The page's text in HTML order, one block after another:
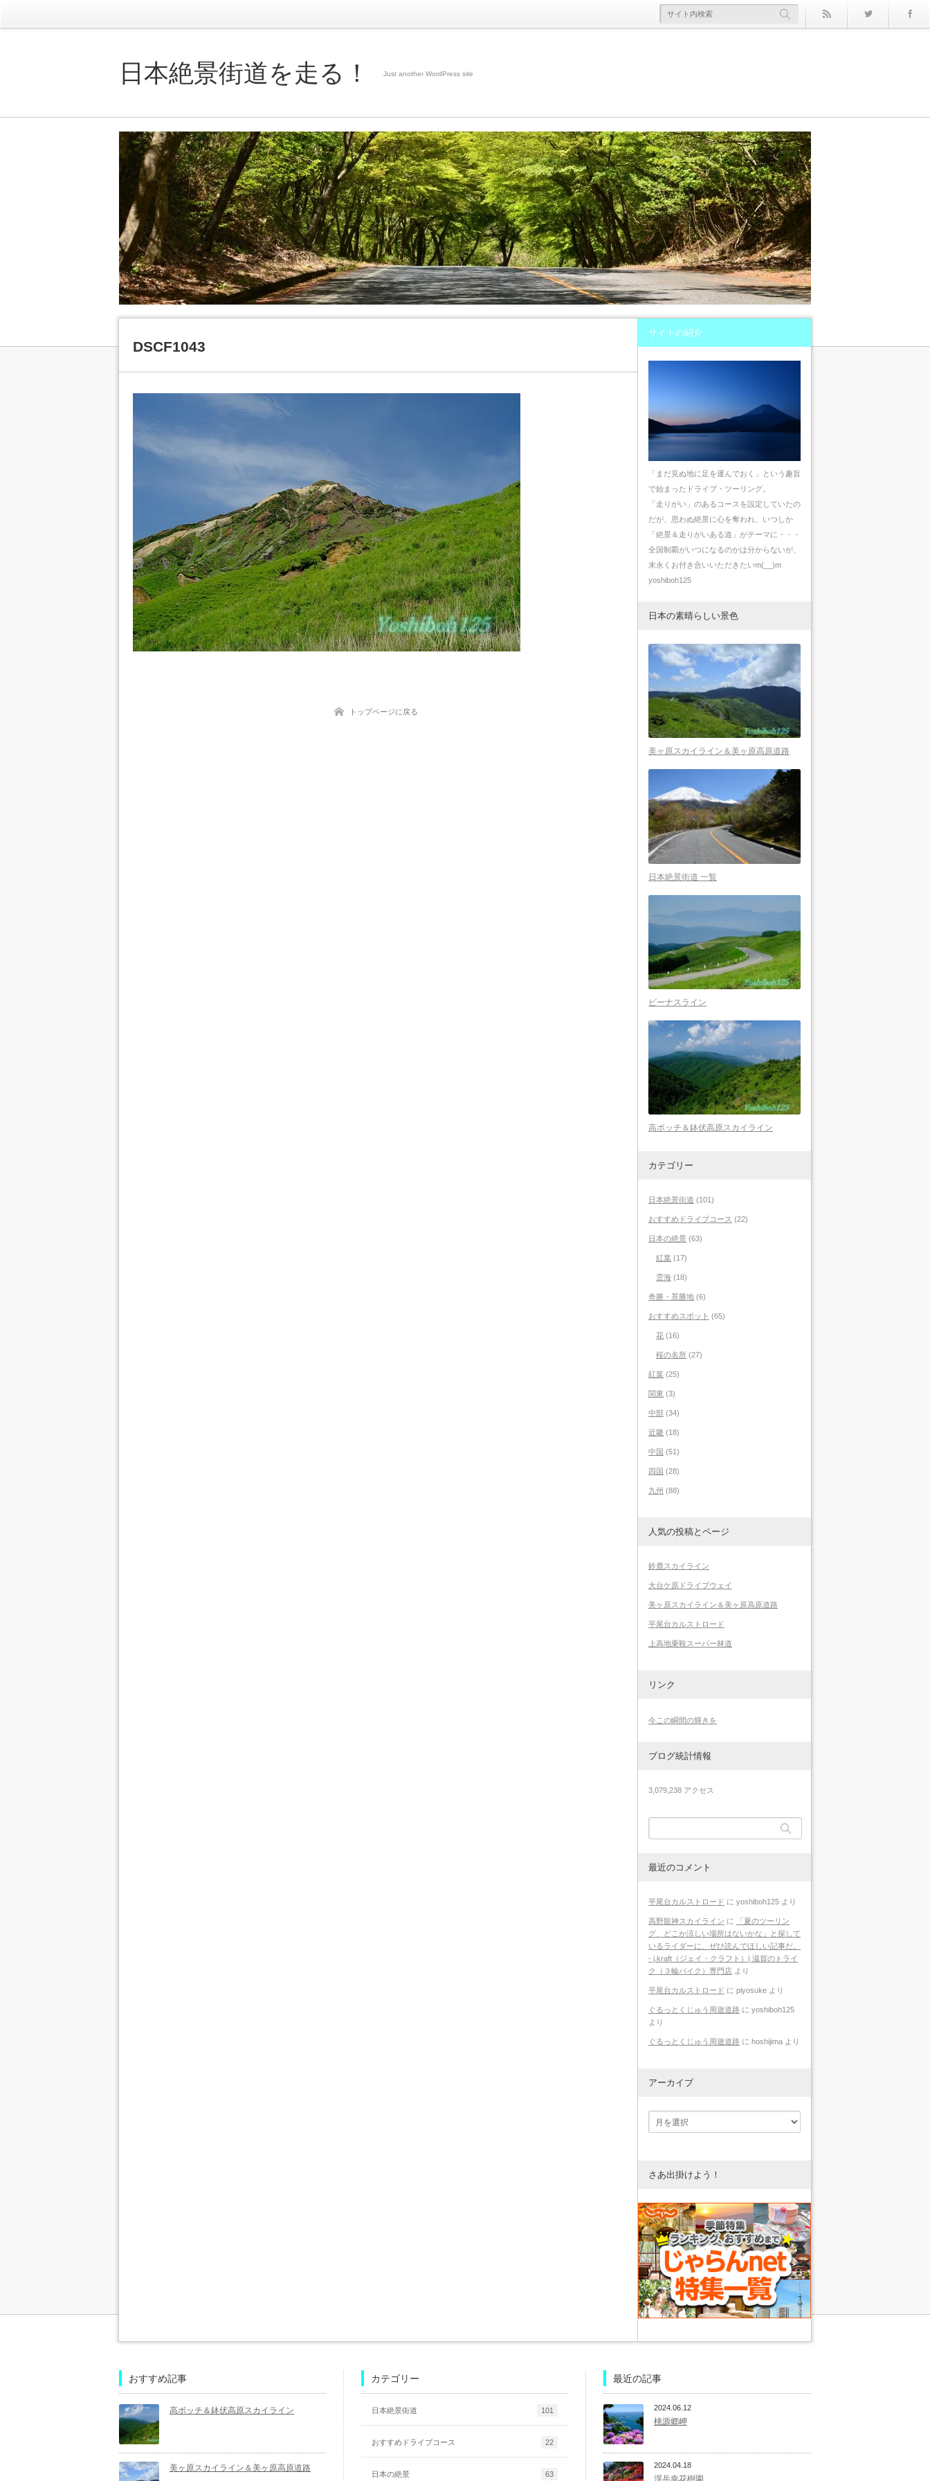
日本絶景街道を走る！ Just another WordPress site
DSCF1043
トップページに戻る
サイトの紹介
「まだ見ぬ地に足を運んでおく」という趣旨
で始まったドライブ・ツーリング。
「走りがい」のあるコースを設定していたの
だが、思わぬ絶景に心を奪われ、いつしか
「絶景＆走りがいある道」がテーマに・・・
全国制覇がいつになるのかは分からないが、
末永くお付き合いいただきたいm(__)m
yoshiboh125
日本の素晴らしい景色
美ヶ原スカイライン＆美ヶ原高原道路
日本絶景街道 一覧
ビーナスライン
高ボッチ＆鉢伏高原スカイライン
カテゴリー
日本絶景街道 (101)
おすすめドライブコース (22)
日本の絶景 (63)
紅葉 (17)
雲海 (18)
奇勝・景勝地 (6)
おすすめスポット (65)
花 (16)
桜の名所 (27)
紅葉 (25)
関東 (3)
中部 (34)
近畿 (18)
中国 (51)
四国 (28)
九州 (88)
人気の投稿とページ
鈴鹿スカイライン
大台ケ原ドライブウェイ
美ヶ原スカイライン＆美ヶ原高原道路
平尾台カルストロード
上高地乗鞍スーパー林道
リンク
今この瞬間の輝きを
ブログ統計情報
3,079,238 アクセス
最近のコメント
平尾台カルストロード に yoshiboh125 より
高野龍神スカイライン に
「夏のツーリン
グ、どこか涼しい場所はないかな」と探して
いるライダーに、ぜひ読んでほしい記事だ。
- j.kraft（ジェイ・クラフト）| 滋賀のトライ
ク（３輪バイク）専門店 より
平尾台カルストロード に piyosuke より
ぐるっとくじゅう周遊道路 に yoshiboh125
より
ぐるっとくじゅう周遊道路 に hoshijima より
アーカイブ
さあ出掛けよう！
おすすめ記事
高ボッチ＆鉢伏高原スカイライン
美ヶ原スカイライン＆美ヶ原高原道路
カテゴリー
日本絶景街道 101
おすすめドライブコース 22
日本の絶景 63
最近の記事
2024.06.12
桃源郷岬
2024.04.18
浮岳幸花樹園